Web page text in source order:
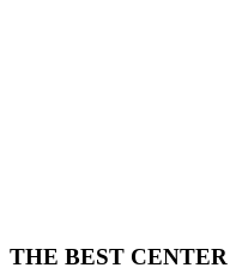
THE BEST CENTER